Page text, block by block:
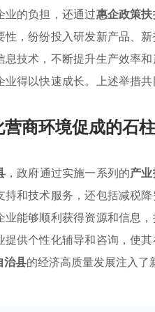
业的负担，还通过惠企政策
性，纷纷投入研发新产品、
息技术，不断提升生产效率
业得以快速成长。上述举措
营商环境促成的石
，政府通过实施一系列的产
持和技术服务，还包括减税
业能够顺利获得资源和信息
提供个性化辅导和咨询，使
治县的经济高质量发展注入了